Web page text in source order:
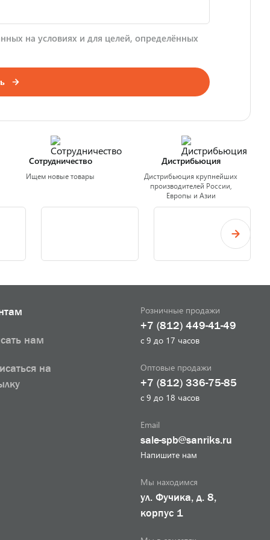
на условиях и для целей, определённых
Сотрудничество
Ищем новые товары
Дистрибьюция
Дистрибьюция крупнейших
производителей России,
Европы и Азии
нам
на
Розничные продажи
+7 (812) 449-41-49
с 9 до 17 часов
Оптовые продажи
+7 (812) 336-75-85
с 9 до 18 часов
Email
sale-spb@sanriks.ru
Напишите нам
Мы находимся
ул. Фучика, д. 8,
корпус 1